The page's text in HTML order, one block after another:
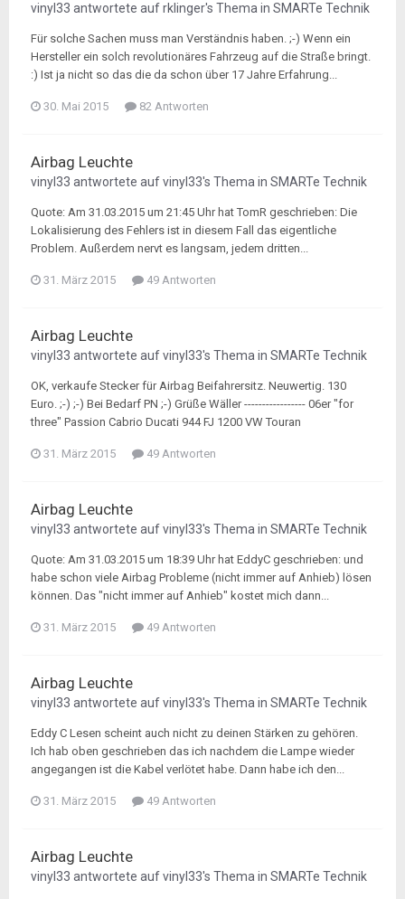
vinyl33 antwortete aufrklinger's Thema in SMARTe Technik
Für solche Sachen muss man Verständnis haben. ;-) Wenn ein
Hersteller ein solch revolutionäres Fahrzeug auf die Straße bringt.
:) Ist ja nicht so das die da schon über 17 Jahre Erfahrung...
30. Mai 2015 82 Antworten
Airbag Leuchte
vinyl33 antwortete aufvinyl33's Thema in SMARTe Technik
Quote: Am 31.03.2015 um 21:45 Uhr hat TomR geschrieben: Die
Lokalisierung des Fehlers ist in diesem Fall das eigentliche
Problem. Außerdem nervt es langsam, jedem dritten...
31. März 2015 49 Antworten
Airbag Leuchte
vinyl33 antwortete aufvinyl33's Thema in SMARTe Technik
OK, verkaufe Stecker für Airbag Beifahrersitz. Neuwertig. 130
Euro. ;-) ;-) Bei Bedarf PN ;-) Grüße Wäller ----------------- 06er "for
three" Passion Cabrio Ducati 944 FJ 1200 VW Touran
31. März 2015 49 Antworten
Airbag Leuchte
vinyl33 antwortete aufvinyl33's Thema in SMARTe Technik
Quote: Am 31.03.2015 um 18:39 Uhr hat EddyC geschrieben: und
habe schon viele Airbag Probleme (nicht immer auf Anhieb) lösen
können. Das "nicht immer auf Anhieb" kostet mich dann...
31. März 2015 49 Antworten
Airbag Leuchte
vinyl33 antwortete aufvinyl33's Thema in SMARTe Technik
Eddy C Lesen scheint auch nicht zu deinen Stärken zu gehören.
Ich hab oben geschrieben das ich nachdem die Lampe wieder
angegangen ist die Kabel verlötet habe. Dann habe ich den...
31. März 2015 49 Antworten
Airbag Leuchte
vinyl33 antwortete aufvinyl33's Thema in SMARTe Technik